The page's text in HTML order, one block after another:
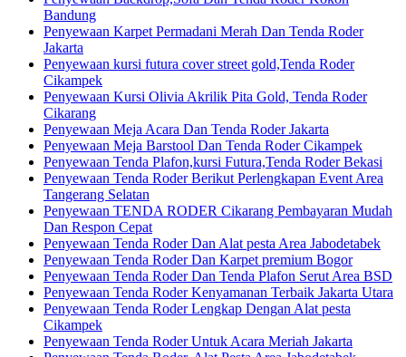
Bandung
Penyewaan Karpet Permadani Merah Dan Tenda Roder
Jakarta
Penyewaan kursi futura cover street gold,Tenda Roder
Cikampek
Penyewaan Kursi Olivia Akrilik Pita Gold, Tenda Roder
Cikarang
Penyewaan Meja Acara Dan Tenda Roder Jakarta
Penyewaan Meja Barstool Dan Tenda Roder Cikampek
Penyewaan Tenda Plafon,kursi Futura,Tenda Roder Bekasi
Penyewaan Tenda Roder Berikut Perlengkapan Event Area
Tangerang Selatan
Penyewaan TENDA RODER Cikarang Pembayaran Mudah
Dan Respon Cepat
Penyewaan Tenda Roder Dan Alat pesta Area Jabodetabek
Penyewaan Tenda Roder Dan Karpet premium Bogor
Penyewaan Tenda Roder Dan Tenda Plafon Serut Area BSD
Penyewaan Tenda Roder Kenyamanan Terbaik Jakarta Utara
Penyewaan Tenda Roder Lengkap Dengan Alat pesta
Cikampek
Penyewaan Tenda Roder Untuk Acara Meriah Jakarta